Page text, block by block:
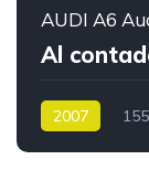
AUDI A6
Al
2007